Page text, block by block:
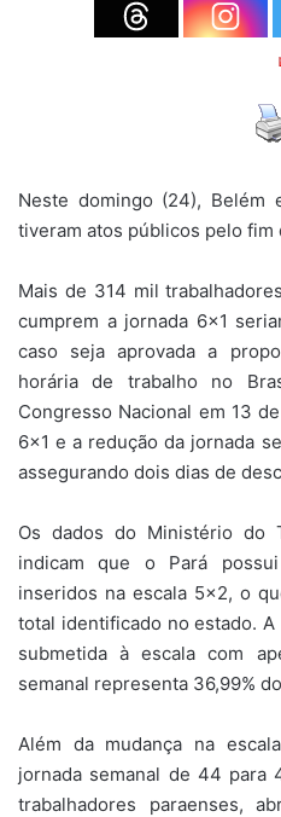
Neste domingo (24), Belém
tiveram atos públicos pelo fim
Mais de 314 mil
cumprem a jornada 6×1
caso seja aprovada a
horária de trabalho no
Congresso Nacional em 13
6×1 e a redução da jornada
assegurando dois dias de
Os dados do Ministério do
indicam que o Pará
inseridos na escala 5×2, o
total identificado no estado.
submetida à escala com
semanal representa 36,99%
Além da mudança na
jornada semanal de 44 para
trabalhadores paraenses,